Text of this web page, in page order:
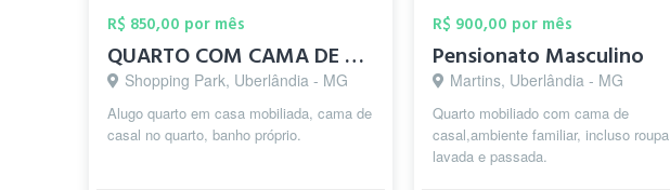
R$ 850,00 por mês
QUARTO COM CAMA DE CASAL E BANHEIRO EM...
Shopping Park, Uberlândia - MG
Alugo quarto em casa mobiliada, cama de
casal no quarto, banho próprio.
R$ 900,00 por mês
Pensionato Masculino
Martins, Uberlândia - MG
Quarto mobiliado com cama de
casal,ambiente familiar, incluso roupa
lavada e passada.